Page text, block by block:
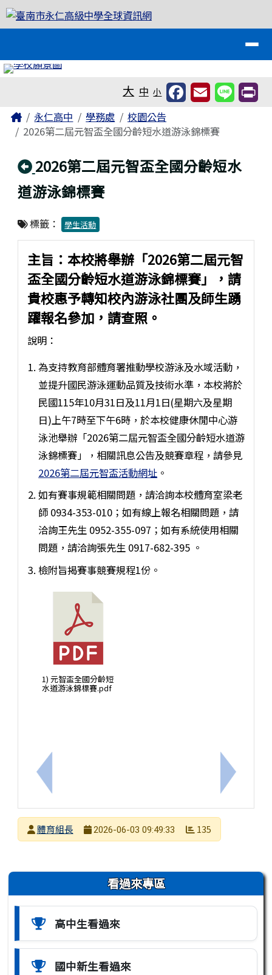
跳至主內容區
臺南市永仁高級中學全球資訊網
大 中 小
主內容區域
Home永仁高中 學務處
校園公告
2026第二屆元智盃全國分齡短水道游泳錦標賽
回上頁
2026第二屆元智盃全國分齡短水
道游泳錦標賽
標籤： 學生活動
上一筆：「兒少好聲音─兒童權利公約宣導暨兒少代
主旨：本校將舉辦「2026第二屆元智
盃全國分齡短水道游泳錦標賽」，請
貴校惠予轉知校內游泳社團及師生踴
躍報名參加，請查照。
說明：
為支持教育部體育署推動學校游泳及水域活動，
並提升國民游泳運動品質及技術水準，本校將於
民國115年10月31日及11月1日(星期六及星期
日)上午7時至下午6時，於本校健康休閒中心游
泳池舉辦「2026第二屆元智盃全國分齡短水道游
泳錦標賽」，相關訊息公告及競賽章程，請參見
2026第二屆元智盃活動網址 。
如有賽事規範相關問題，請洽詢本校體育室梁老
師 0934-353-010；如有線上報名相關問題，請
洽詢王先生 0952-355-097；如有系統使用相關
問題，請洽詢張先生 0917-682-395 。
檢附旨揭賽事競賽規程1份。
1) 元智盃全國分齡短
水道游泳錦標賽.pdf
下一筆：
發布者
體育組長
2026-06-03 09:49:33 135
左邊區域內容 看過來專區
高中生看過來
國中新生看過來
頁尾區域